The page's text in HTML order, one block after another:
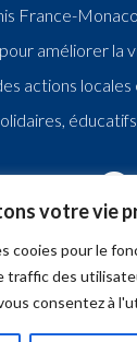
votre vie
cooies pour le
traffic des
consentez à
France-
améliorer la
actions locales
2026 - Kiwanis